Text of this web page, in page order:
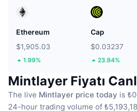
Ethereum
$1,905.03
1.99%
Cap
$0.03237
23.94%
Mintlayer Fiyatı
The live Mintlayer price today is
24-hour trading volume of